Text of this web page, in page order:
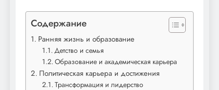
Содержание
Ранняя жизнь и образование
Детство и семья
Образование и академическая карьера
Политическая карьера и достижения
Трансформация и лидерство